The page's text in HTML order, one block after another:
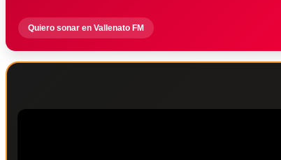
Quiero sonar en Vallenato FM